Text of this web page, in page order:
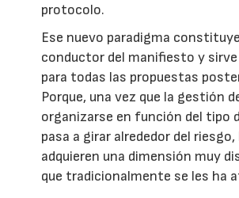
protocolo.
Ese nuevo paradigma
conductor del manifiesto y sirve
para todas las propuestas
Porque, una vez que la gestión
organizarse en función del tipo
pasa a girar alrededor del riesgo,
adquieren una dimensión muy
que tradicionalmente se les ha